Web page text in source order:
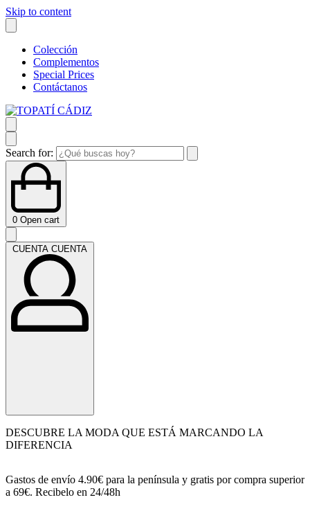
Skip to content
Colección
Complementos
Special Prices
Contáctanos
Search for:
0 Open cart
CUENTA CUENTA
DESCUBRE LA MODA QUE ESTÁ MARCANDO LA
DIFERENCIA
Gastos de envío 4.90€ para la península y gratis por compra superior
a 69€. Recibelo en 24/48h